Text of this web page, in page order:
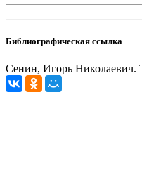
Библиографическая ссылка
Сенин, Игорь Николаевич.